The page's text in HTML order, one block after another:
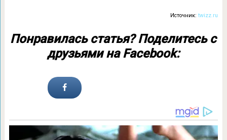
Источник:twizz.ru
Понравилась статья? Поделитесь с
друзьями на Facebook: